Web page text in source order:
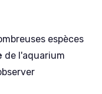
espèces
de l'aquarium